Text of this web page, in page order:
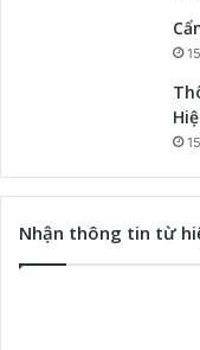
Nhận thông tin từ